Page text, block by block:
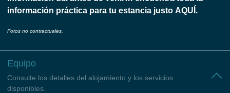
información práctica para tu estancia justo AQUÍ.
Fotos no contractuales.
Equipo
Consulte los detalles del alojamiento y los servicios
disponibles.